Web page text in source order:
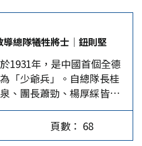
其名。…
署提醒，潔白牙膏並不能
牙醫師進行洗牙。而牙齒
業治療。部分來路不明的
氧化氫，除可能刺激牙齦
若磨蝕過度，牙齒就會變
同一時間，英國BBC調
出現許多非法牙齒美白服
上公然銷售。BBC記者所
年中日《馬關條約》割
湖列嶼自1945年10月25
次年訂立10月25日為台灣
，在台灣光復屆滿80周
人大常委會正式通過將10
紀念日」的決定。筆者希
，兩岸同胞不僅可共慶台
圓。 美國羅斯福總統十
導總隊犧牲將士│鈕則堅
1931年，是中國首個全德
「少爺兵」。自總隊長桂
、團長蕭勁、楊厚綵皆留
營長、鈕先銘營長則留
時優秀軍官的勁旅，但不
。 謝承瑞團長壯烈犧牲
頁數： 68